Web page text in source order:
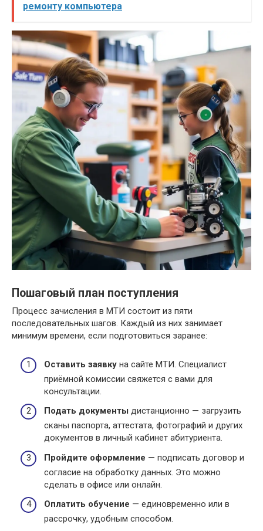
ремонту компьютера
Пошаговый план поступления
Процесс зачисления в МТИ состоит из пяти
последовательных шагов. Каждый из них занимает
минимум времени, если подготовиться заранее:
Оставить заявку на сайте МТИ. Специалист
приёмной комиссии свяжется с вами для
консультации.
Подать документы дистанционно — загрузить
сканы паспорта, аттестата, фотографий и других
документов в личный кабинет абитуриента.
Пройдите оформление — подписать договор и
согласие на обработку данных. Это можно
сделать в офисе или онлайн.
Оплатить обучение — единовременно или в
рассрочку, удобным способом.